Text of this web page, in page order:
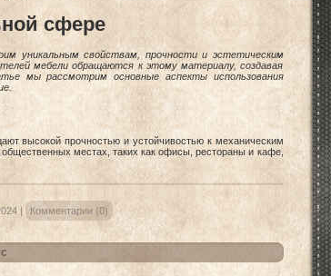
сфере
уникальным свойствам, прочности и эстетическим
мебели обращаются к этому материалу, создавая
мы рассмотрим основные аспекты использования
высокой прочностью и устойчивостью к механическим
местах, таких как офисы, рестораны и кафе,
| Комментарии (0)